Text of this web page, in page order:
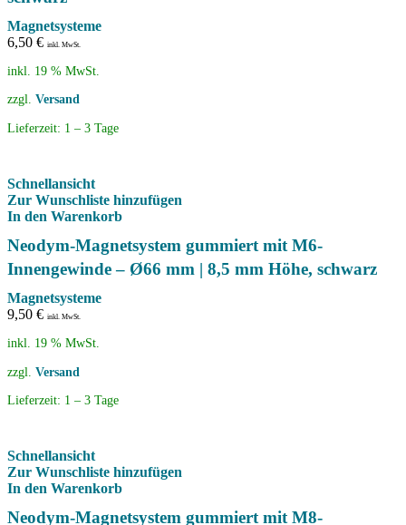
Magnetsysteme
6,50 € inkl. MwSt.
inkl. 19 % MwSt.
zzgl. Versand
Lieferzeit: 1 – 3 Tage
Schnellansicht
Zur Wunschliste hinzufügen
In den Warenkorb
Neodym-Magnetsystem gummiert mit M6-
Innengewinde – Ø66 mm | 8,5 mm Höhe, schwarz
Magnetsysteme
9,50 € inkl. MwSt.
inkl. 19 % MwSt.
zzgl. Versand
Lieferzeit: 1 – 3 Tage
Schnellansicht
Zur Wunschliste hinzufügen
In den Warenkorb
Neodym-Magnetsystem gummiert mit M8-